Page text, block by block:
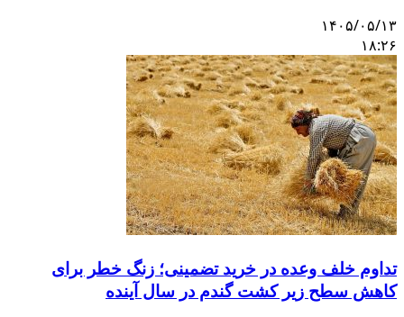
۱۴۰۵/۰۵/۱۳
۱۸:۲۶
تداوم خلف وعده در خرید تضمینی؛ زنگ خطر برای
کاهش سطح زیر کشت گندم در سال آینده